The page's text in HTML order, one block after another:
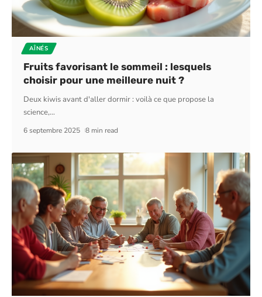
AÎNÉS
Fruits favorisant le sommeil : lesquels
choisir pour une meilleure nuit ?
Deux kiwis avant d'aller dormir : voilà ce que propose la
science,…
6 septembre 2025 8 min read